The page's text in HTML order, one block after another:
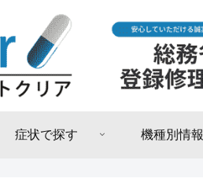
症状で探す 機種別情報